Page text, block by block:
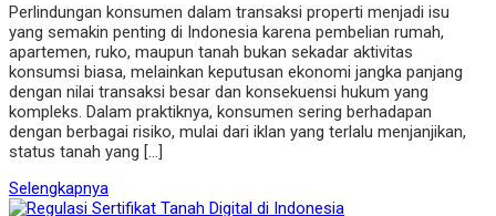
Perlindungan konsumen dalam transaksi properti menjadi isu
yang semakin penting di Indonesia karena pembelian rumah,
apartemen, ruko, maupun tanah bukan sekadar aktivitas
konsumsi biasa, melainkan keputusan ekonomi jangka panjang
dengan nilai transaksi besar dan konsekuensi hukum yang
kompleks. Dalam praktiknya, konsumen sering berhadapan
dengan berbagai risiko, mulai dari iklan yang terlalu menjanjikan,
status tanah yang […]
Selengkapnya